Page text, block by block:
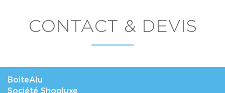
CONTACT & DEVIS
BoiteAlu
Société Shopluxe